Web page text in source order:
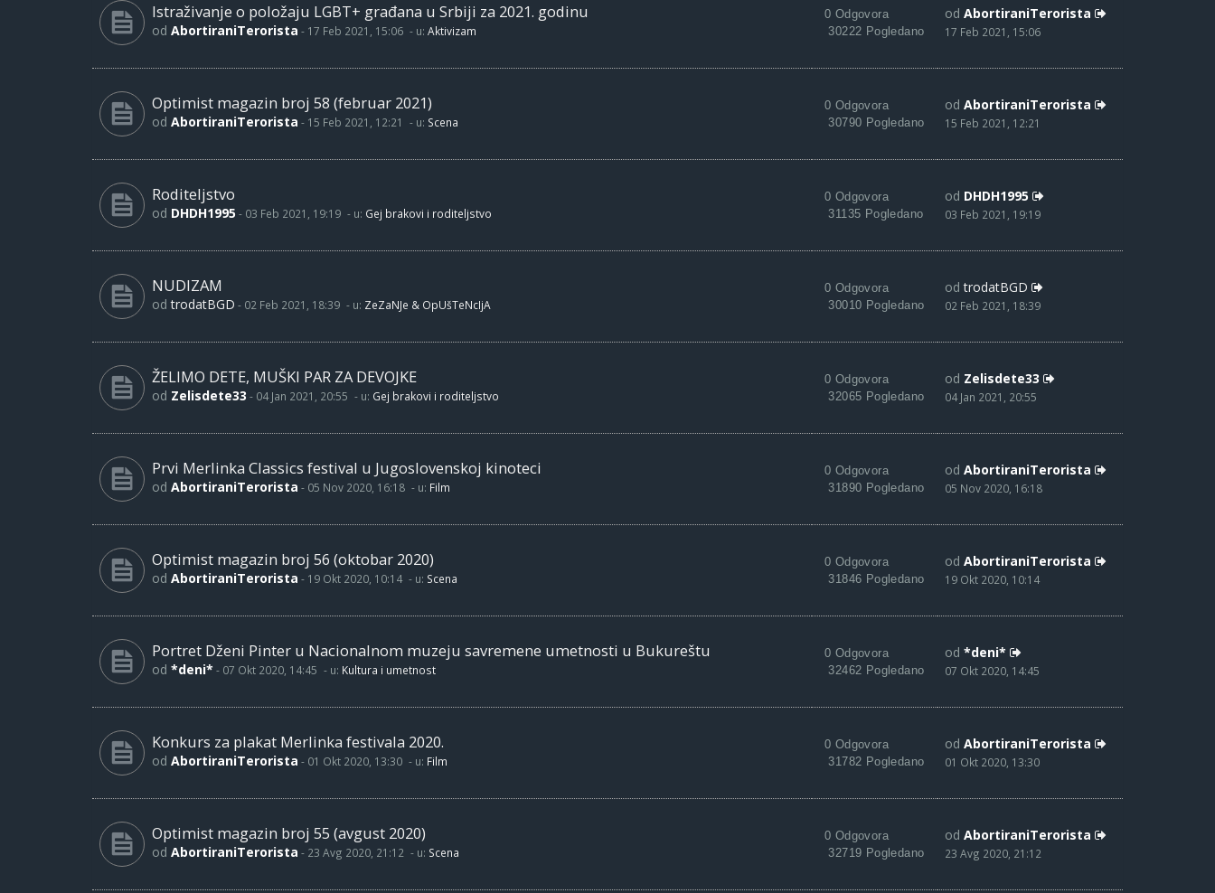
Istraživanje o položaju LGBT+ građana u Srbiji za 2021. godinu
od AbortiraniTerorista - 17 Feb 2021, 15:06 - u: Aktivizam
0 Odgovora
30222 Pogledano
od AbortiraniTerorista
17 Feb 2021, 15:06
Optimist magazin broj 58 (februar 2021)
od AbortiraniTerorista - 15 Feb 2021, 12:21 - u: Scena
0 Odgovora
30790 Pogledano
od AbortiraniTerorista
15 Feb 2021, 12:21
Roditeljstvo
od DHDH1995 - 03 Feb 2021, 19:19 - u: Gej brakovi i roditeljstvo
0 Odgovora
31135 Pogledano
od DHDH1995
03 Feb 2021, 19:19
NUDIZAM
odtrodatBGD - 02 Feb 2021, 18:39 - u: ZeZaNJe & OpUšTeNcIjA
0 Odgovora
30010 Pogledano
odtrodatBGD
02 Feb 2021, 18:39
ŽELIMO DETE, MUŠKI PAR ZA DEVOJKE
od Zelisdete33 - 04 Jan 2021, 20:55 - u: Gej brakovi i roditeljstvo
0 Odgovora
32065 Pogledano
od Zelisdete33
04 Jan 2021, 20:55
Prvi Merlinka Classics festival u Jugoslovenskoj kinoteci
od AbortiraniTerorista - 05 Nov 2020, 16:18 - u: Film
0 Odgovora
31890 Pogledano
od AbortiraniTerorista
05 Nov 2020, 16:18
Optimist magazin broj 56 (oktobar 2020)
od AbortiraniTerorista - 19 Okt 2020, 10:14 - u: Scena
0 Odgovora
31846 Pogledano
od AbortiraniTerorista
19 Okt 2020, 10:14
Portret Dženi Pinter u Nacionalnom muzeju savremene umetnosti u Bukureštu
od *deni* - 07 Okt 2020, 14:45 - u: Kultura i umetnost
0 Odgovora
32462 Pogledano
od *deni*
07 Okt 2020, 14:45
Konkurs za plakat Merlinka festivala 2020.
od AbortiraniTerorista - 01 Okt 2020, 13:30 - u: Film
0 Odgovora
31782 Pogledano
od AbortiraniTerorista
01 Okt 2020, 13:30
Optimist magazin broj 55 (avgust 2020)
od AbortiraniTerorista - 23 Avg 2020, 21:12 - u: Scena
0 Odgovora
32719 Pogledano
od AbortiraniTerorista
23 Avg 2020, 21:12